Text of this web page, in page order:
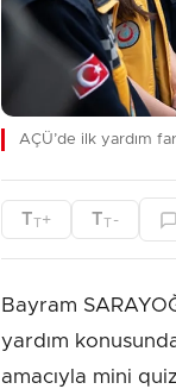
AÇÜ’de ilk yardım
TT+ TT -
Bayram
yardım
amacıyla mini